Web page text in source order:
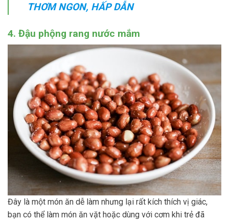
THƠM NGON, HẤP DẪN
4. Đậu phộng rang nước mắm
Đây là một món ăn dễ làm nhưng lại rất kích thích vị giác,
bạn có thể làm món ăn vặt hoặc dùng với cơm khi trẻ đã